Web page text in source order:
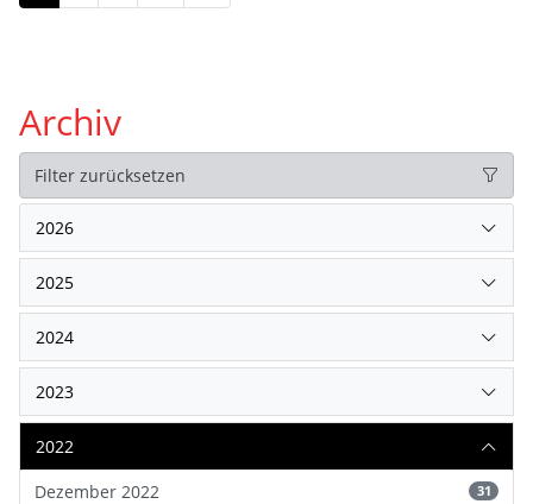
Archiv
Filter zurücksetzen
2026
2025
2024
2023
2022
Dezember 2022
31